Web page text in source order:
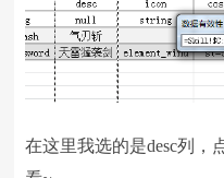
在这里我选的是desc列，